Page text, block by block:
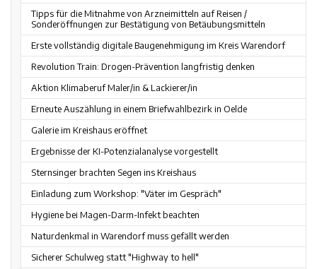
Tipps für die Mitnahme von Arzneimitteln auf Reisen /
Sonderöffnungen zur Bestätigung von Betäubungsmitteln
Erste vollständig digitale Baugenehmigung im Kreis Warendorf
Revolution Train: Drogen-Prävention langfristig denken
Aktion Klimaberuf Maler/in & Lackierer/in
Erneute Auszählung in einem Briefwahlbezirk in Oelde
Galerie im Kreishaus eröffnet
Ergebnisse der KI-Potenzialanalyse vorgestellt
Sternsinger brachten Segen ins Kreishaus
Einladung zum Workshop: "Väter im Gespräch"
Hygiene bei Magen-Darm-Infekt beachten
Naturdenkmal in Warendorf muss gefällt werden
Sicherer Schulweg statt "Highway to hell"